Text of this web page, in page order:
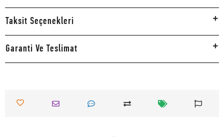
Taksit Seçenekleri
Garanti Ve Teslimat